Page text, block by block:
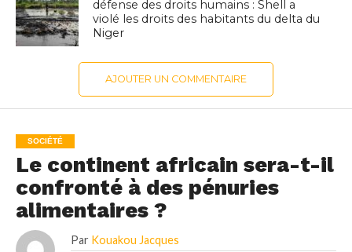
défense des droits humains : Shell a
violé les droits des habitants du delta du
Niger
AJOUTER UN COMMENTAIRE
SOCIÉTÉ
Le continent africain sera-t-il
confronté à des pénuries
alimentaires ?
Par Kouakou Jacques